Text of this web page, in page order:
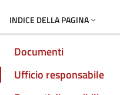
INDICE DELLA PAGINA
Documenti
Ufficio responsabile